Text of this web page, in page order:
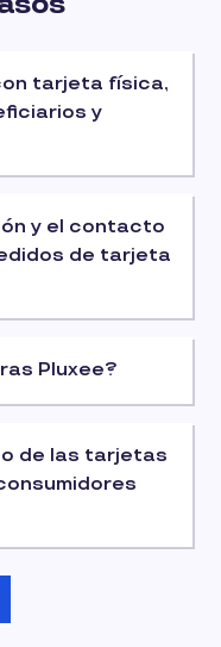
tarjeta física,
y
y el contacto
de tarjeta
Pluxee?
de las tarjetas